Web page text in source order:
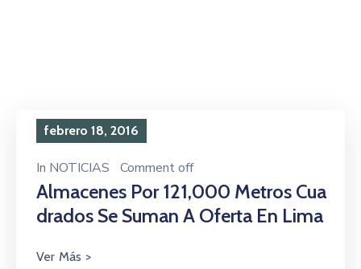
febrero 18, 2016
In NOTICIAS Comment off
Almacenes Por 121,000 Metros Cua
Drados Se Suman A Oferta En Lima